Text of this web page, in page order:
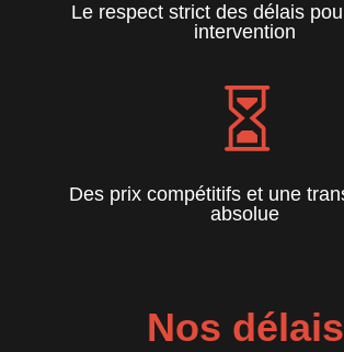
Le respect strict des délais
intervention

Des prix compétitifs et une
absolue
Nos délais